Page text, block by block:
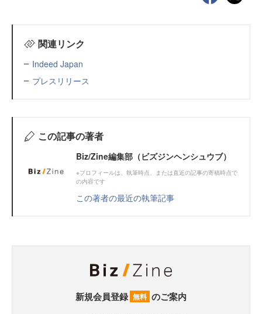
関連リンク
Indeed Japan
プレスリリース
この記事の著者
Biz/Zine編集部（ビズジンヘンシュウブ）
※プロフィールは、執筆時点、または直近の記事の寄稿時点で
の内容です
この著者の最近の執筆記事
新規会員登録 無料 のご案内